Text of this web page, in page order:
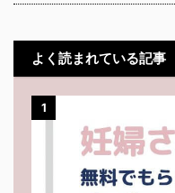
よく読まれている記事
1